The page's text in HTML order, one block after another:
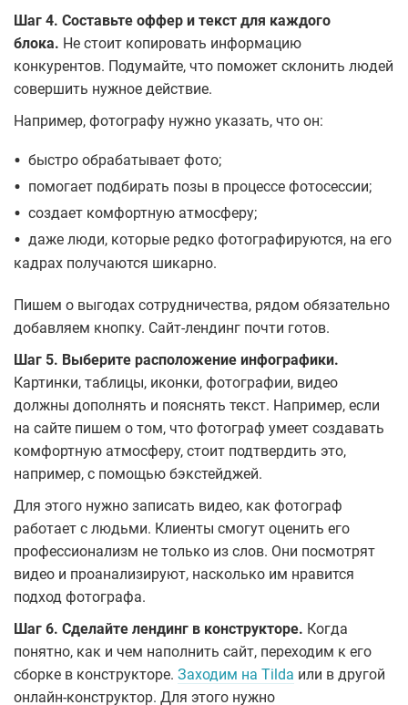
Шаг 4. Составьте оффер и текст для каждого
блока. Не стоит копировать информацию
конкурентов. Подумайте, что поможет склонить людей
совершить нужное действие.
Например, фотографу нужно указать, что он:
• быстро обрабатывает фото;
• помогает подбирать позы в процессе фотосессии;
• создает комфортную атмосферу;
• даже люди, которые редко фотографируются, на его
кадрах получаются шикарно.
Пишем о выгодах сотрудничества, рядом обязательно
добавляем кнопку. Сайт-лендинг почти готов.
Шаг 5. Выберите расположение инфографики.
Картинки, таблицы, иконки, фотографии, видео
должны дополнять и пояснять текст. Например, если
на сайте пишем о том, что фотограф умеет создавать
комфортную атмосферу, стоит подтвердить это,
например, с помощью бэкстейджей.
Для этого нужно записать видео, как фотограф
работает с людьми. Клиенты смогут оценить его
профессионализм не только из слов. Они посмотрят
видео и проанализируют, насколько им нравится
подход фотографа.
Шаг 6. Сделайте лендинг в конструкторе. Когда
понятно, как и чем наполнить сайт, переходим к его
сборке в конструкторе. Заходим на Tilda или в другой
онлайн-конструктор. Для этого нужно